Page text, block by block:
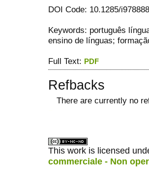
DOI Code: 10.1285/
Keywords: português
ensino de línguas;
Full Text: PDF
Refbacks
There are currently no
This work is licensed
commerciale - Non